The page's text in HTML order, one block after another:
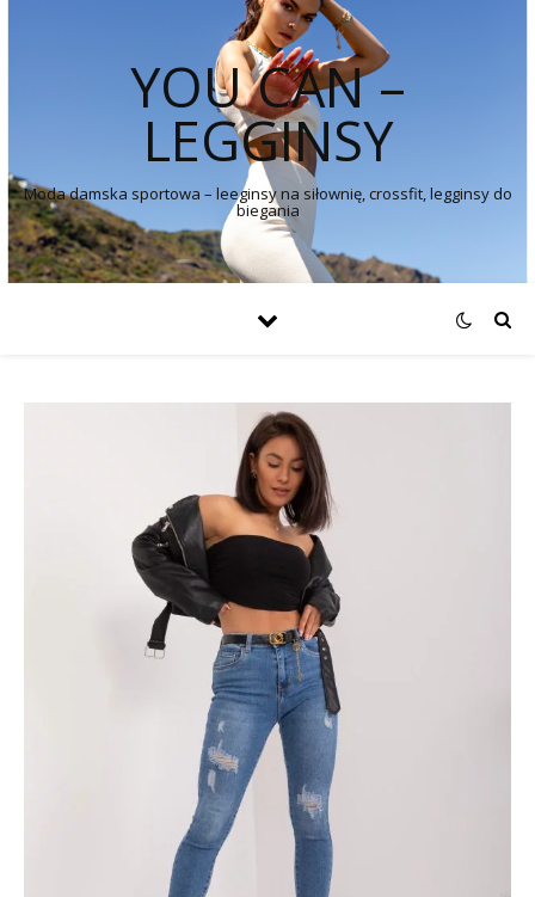
YOU CAN –
LEGGINSY
Moda damska sportowa – leeginsy na siłownię, crossfit, legginsy do
biegania